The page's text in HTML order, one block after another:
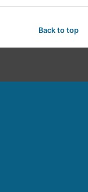
Back to top